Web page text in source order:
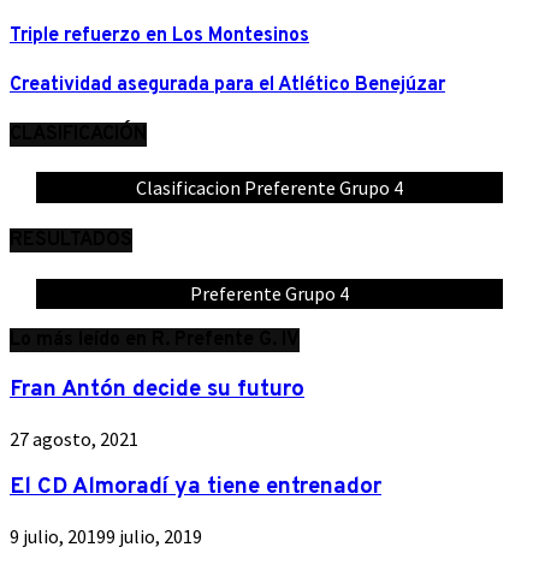
Triple refuerzo en Los Montesinos
Creatividad asegurada para el Atlético Benejúzar
Clasificacion Preferente Grupo 4
Preferente Grupo 4
Fran Antón decide su futuro
27 agosto, 2021
El CD Almoradí ya tiene entrenador
9 julio, 20199 julio, 2019